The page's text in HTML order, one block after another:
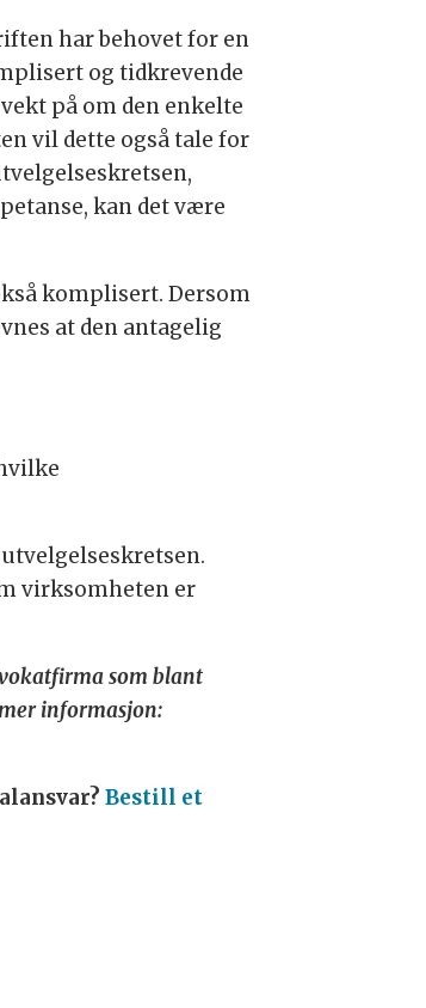
har behovet for en
og tidkrevende
på om den enkelte
vil dette også tale for
kan det være
komplisert. Dersom
at den antagelig
virksomheten er
som blant
informasjon:
Bestill et